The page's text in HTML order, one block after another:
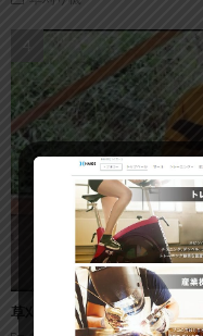
草刈機の草刈り刃｜全9種類